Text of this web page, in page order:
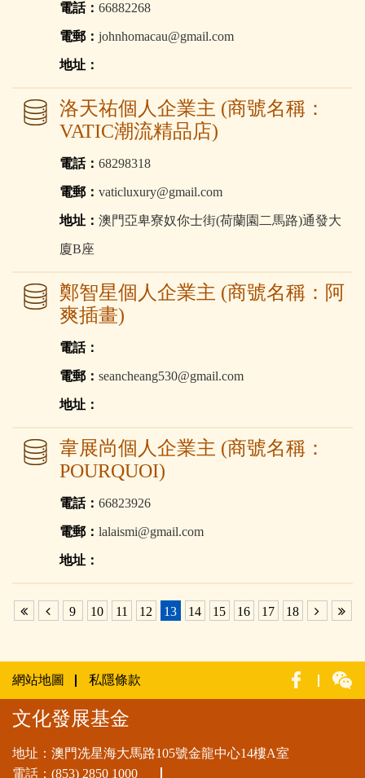
電話： 66882268
電郵： johnhomacau@gmail.com
地址：
洛天祐個人企業主 (商號名稱：
VATIC潮流精品店)
電話： 68298318
電郵： vaticluxury@gmail.com
地址： 澳門亞卑寮奴你士街(荷蘭園二馬路)通發大
廈B座
鄭智星個人企業主 (商號名稱：阿
爽插畫)
電話：
電郵： seancheang530@gmail.com
地址：
韋展尚個人企業主 (商號名稱：
POURQUOI)
電話： 66823926
電郵： lalaismi@gmail.com
地址：
9 10 11 12 13 14 15 16 17 18
網站地圖 私隱條款
文化發展基金
地址：澳門冼星海大馬路105號金龍中心14樓A室
電話： (853) 2850 1000